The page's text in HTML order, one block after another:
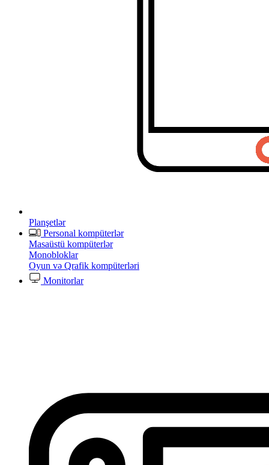
Planşetlər
Personal kompüterlər
Masaüstü kompüterlər
Monobloklar
Oyun və Qrafik kompüterləri
Monitorlar